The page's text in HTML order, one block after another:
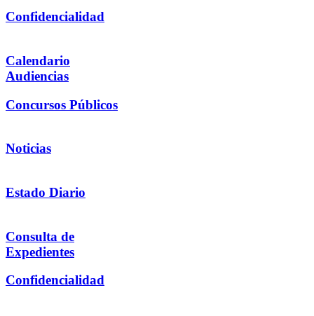
Confidencialidad
Calendario
Audiencias
Concursos Públicos
Noticias
Estado Diario
Consulta de
Expedientes
Confidencialidad